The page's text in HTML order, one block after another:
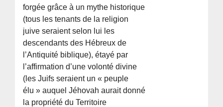
forgée grâce à un mythe historique
(tous les tenants de la religion
juive seraient selon lui les
descendants des Hébreux de
l’Antiquité biblique), étayé par
l’affirmation d’une volonté divine
(les Juifs seraient un « peuple
élu » auquel Jéhovah aurait donné
la propriété du Territoire